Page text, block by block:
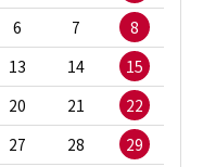
6 7
8
13 14
15
20 21
22
27 28 29